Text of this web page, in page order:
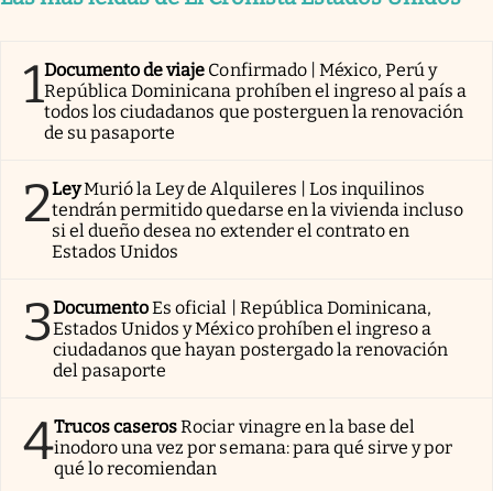
1Documento de viaje Confirmado | México, Perú y
República Dominicana prohíben el ingreso al país a
todos los ciudadanos que posterguen la renovación
de su pasaporte
2LeyMurió la Ley de Alquileres | Los inquilinos
tendrán permitido quedarse en la vivienda incluso
si el dueño desea no extender el contrato en
Estados Unidos
3DocumentoEs oficial | República Dominicana,
Estados Unidos y México prohíben el ingreso a
ciudadanos que hayan postergado la renovación
del pasaporte
4Trucos caserosRociar vinagre en la base del
inodoro una vez por semana: para qué sirve y por
qué lo recomiendan